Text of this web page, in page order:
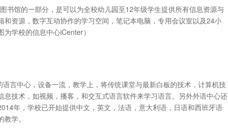
书馆的一部分，是可以为全校幼儿园至12年级学生提供所有信息资源与
资源，数字互动协作的学习空间，笔记本电脑，专用会议室以及24小
学校的信息中心iCenter）
言中心，设备一流，教学上，将传统课堂与最新白板的技术，计算机技
技术，如视频，播客，和交互式语言软件来学习语言。另外外语中心还
年，学校已开始提供中文，英文，法语，意大利语，日语和西班牙语
学。